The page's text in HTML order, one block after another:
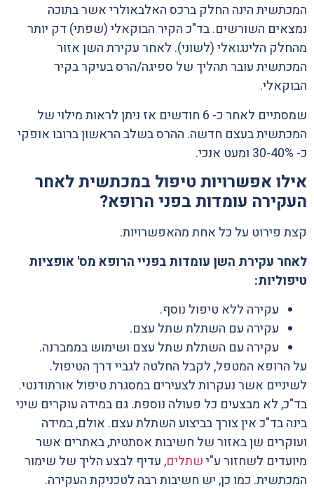
המכתשית הינה החלק ברכס האלבאולרי אשר בתוכה
נמצאים השורשים. בד"כ הקיר הבוקאלי (שפתי) דק יותר
מהחלק הלינגואלי (לשוני). לאחר עקירת השן אזור
המכתשית עובר תהליך של ספיגה/הרס בעיקר בקיר
הבוקאלי.
שמסתיים לאחר כ- 6 חודשים אז ניתן לראות מילוי של
המכתשית בעצם חדשה. ההרס בשלב הראשון ברובו אופקי
כ- 30-40% ומעט אנכי.
אילו אפשרויות טיפול במכתשית לאחר
העקירה עומדות בפני הרופא?
קצת פירוט על כל אחת מהאפשרויות.
לאחר עקירת השן עומדות בפניי הרופא מס' אופציות
טיפוליות:
עקירה ללא טיפול נוסף.
עקירה עם השתלת שתל עצם.
עקירה עם השתלת שתל עצם ושימוש בממברנה.
על הרופא המטפל, לקבל החלטה לגביי דרך הטיפול.
לשיניים אשר נעקרות לצעירים במסגרת טיפול אורתודנטי.
בד"כ, לא מבצעים כל פעולה נוספת. גם במידה עוקרים שיני
בינה בד"כ אין צורך בביצוע השתלת עצם. אולם, במידה
ועוקרים שן באזור של חשיבות אסתטית, באתרים אשר
מיועדים לשחזור ע"ישתלים, עדיף לבצע הליך של שימור
המכתשית. כמו כן, יש חשיבות רבה לטכניקת העקירה.